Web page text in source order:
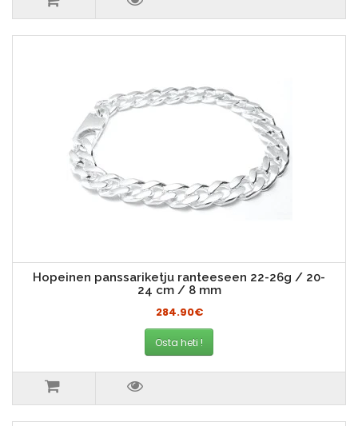
Hopeinen panssariketju ranteeseen 22-26g / 20-
24 cm / 8 mm
284.90€
Osta heti !